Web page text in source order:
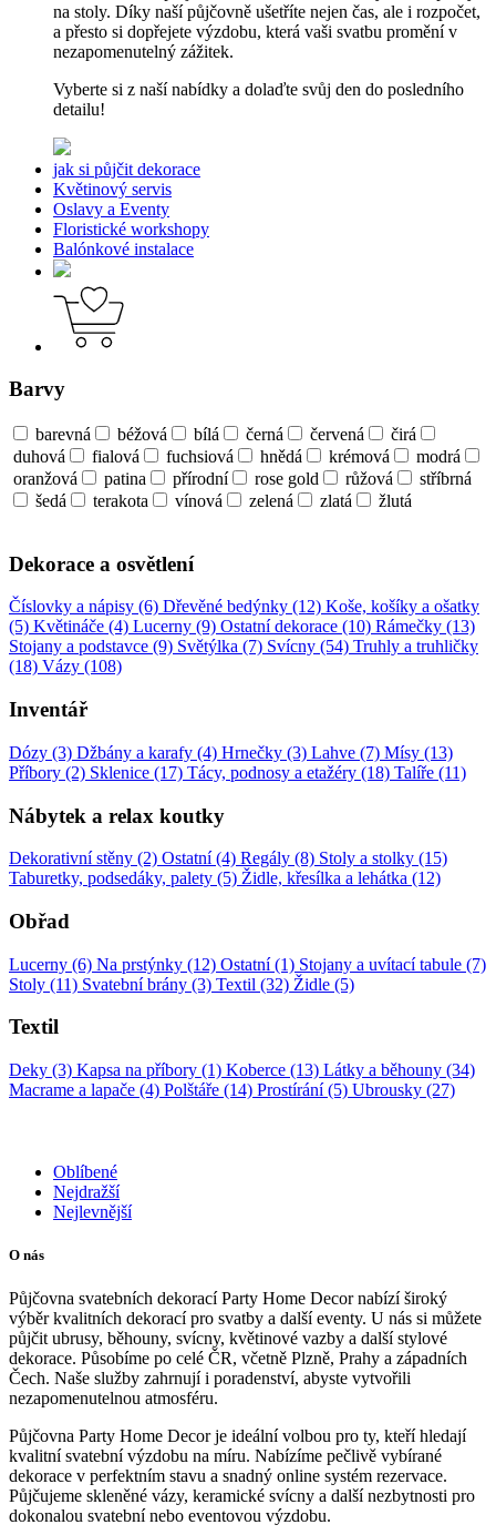
na stoly. Díky naší půjčovně ušetříte nejen čas, ale i rozpočet,
a přesto si dopřejete výzdobu, která vaši svatbu promění v
nezapomenutelný zážitek.
Vyberte si z naší nabídky a dolaďte svůj den do posledního
detailu!
jak si půjčit dekorace
Květinový servis
Oslavy a Eventy
Floristické workshopy
Balónkové instalace
Barvy
barevná béžová bílá černá červená
čirá
duhová
fialová fuchsiová hnědá krémová
modrá
oranžová
patina přírodní rose gold růžová
stříbrná
šedá
terakota vínová zelená zlatá žlutá
Dekorace a osvětlení
Číslovky a nápisy (6) Dřevěné bedýnky (12) Koše, košíky a ošatky
(5) Květináče (4) Lucerny (9) Ostatní dekorace (10) Rámečky (13)
Stojany a podstavce (9) Světýlka (7) Svícny (54) Truhly a truhličky
(18) Vázy (108)
Inventář
Dózy (3) Džbány a karafy (4) Hrnečky (3) Lahve (7) Mísy (13)
Příbory (2) Sklenice (17) Tácy, podnosy a etažéry (18) Talíře (11)
Nábytek a relax koutky
Dekorativní stěny (2) Ostatní (4) Regály (8) Stoly a stolky (15)
Taburetky, podsedáky, palety (5) Židle, křesílka a lehátka (12)
Obřad
Lucerny (6) Na prstýnky (12) Ostatní (1) Stojany a uvítací tabule (7)
Stoly (11) Svatební brány (3) Textil (32) Židle (5)
Textil
Deky (3) Kapsa na příbory (1) Koberce (13) Látky a běhouny (34)
Macrame a lapače (4) Polštáře (14) Prostírání (5) Ubrousky (27)
Oblíbené
Nejdražší
Nejlevnější
O nás
Půjčovna svatebních dekorací Party Home Decor nabízí široký
výběr kvalitních dekorací pro svatby a další eventy. U nás si můžete
půjčit ubrusy, běhouny, svícny, květinové vazby a další stylové
dekorace. Působíme po celé ČR, včetně Plzně, Prahy a západních
Čech. Naše služby zahrnují i poradenství, abyste vytvořili
nezapomenutelnou atmosféru.
Půjčovna Party Home Decor je ideální volbou pro ty, kteří hledají
kvalitní svatební výzdobu na míru. Nabízíme pečlivě vybírané
dekorace v perfektním stavu a snadný online systém rezervace.
Půjčujeme skleněné vázy, keramické svícny a další nezbytnosti pro
dokonalou svatební nebo eventovou výzdobu.